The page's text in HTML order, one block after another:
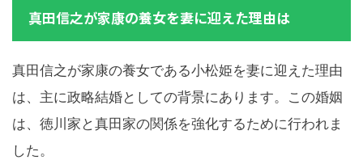
真田信之が家康の養女を妻に迎えた理由は
真田信之が家康の養女である小松姫を妻に迎えた理由
は、主に政略結婚としての背景にあります。この婚姻
は、徳川家と真田家の関係を強化するために行われま
した。